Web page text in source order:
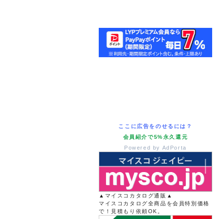
ここに広告をのせるには？
会員紹介で5%永久還元
Powered by AdPorta
▲マイスコカタログ通販▲
マイスコカタログ全商品を会員特別価格
で！見積もり依頼OK。